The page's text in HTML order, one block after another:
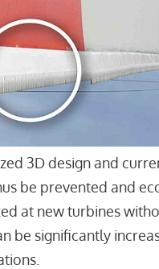
3D design and
be prevented and
at new turbines
be significantly